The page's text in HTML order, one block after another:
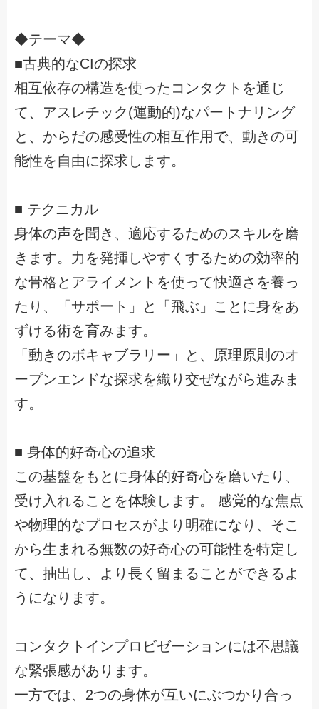
◆テーマ◆
■古典的なCIの探求
相互依存の構造を使ったコンタクトを通じ
て、アスレチック(運動的)なパートナリング
と、からだの感受性の相互作用で、動きの可
能性を自由に探求します。
■ テクニカル
身体の声を聞き、適応するためのスキルを磨
きます。力を発揮しやすくするための効率的
な骨格とアライメントを使って快適さを養っ
たり、「サポート」と「飛ぶ」ことに身をあ
ずける術を育みます。
「動きのボキャブラリー」と、原理原則のオ
ープンエンドな探求を織り交ぜながら進みま
す。
■ 身体的好奇心の追求
この基盤をもとに身体的好奇心を磨いたり、
受け入れることを体験します。 感覚的な焦点
や物理的なプロセスがより明確になり、そこ
から生まれる無数の好奇心の可能性を特定し
て、抽出し、より長く留まることができるよ
うになります。
コンタクトインプロビゼーションには不思議
な緊張感があります。
一方では、2つの身体が互いにぶつかり合っ